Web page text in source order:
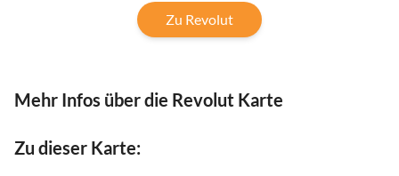
Zu Revolut
Mehr Infos über die Revolut Karte
Zu dieser Karte: